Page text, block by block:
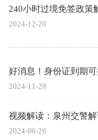
240小时过境免签政策
2024-12-20
好消息！身份证到期可
2024-11-28
视频解读：泉州交警
2024-06-26